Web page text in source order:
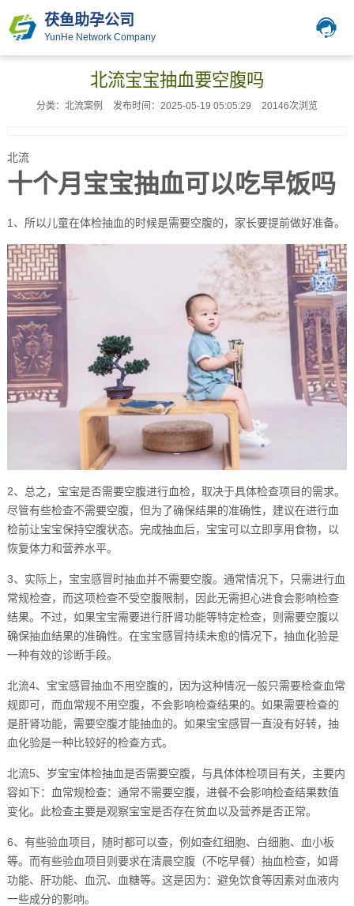
茯鱼助孕公司
YunHe Network Company
北流宝宝抽血要空腹吗
分类：北流案例 发布时间：2025-05-19 05:05:29 20146次浏览
北流
十个月宝宝抽血可以吃早饭吗
1、所以儿童在体检抽血的时候是需要空腹的，家长要提前做好准备。
2、总之，宝宝是否需要空腹进行血检，取决于具体检查项目的需求。
尽管有些检查不需要空腹，但为了确保结果的准确性，建议在进行血
检前让宝宝保持空腹状态。完成抽血后，宝宝可以立即享用食物，以
恢复体力和营养水平。
3、实际上，宝宝感冒时抽血并不需要空腹。通常情况下，只需进行血
常规检查，而这项检查不受空腹限制，因此无需担心进食会影响检查
结果。不过，如果宝宝需要进行肝肾功能等特定检查，则需要空腹以
确保抽血结果的准确性。在宝宝感冒持续未愈的情况下，抽血化验是
一种有效的诊断手段。
北流4、宝宝感冒抽血不用空腹的，因为这种情况一般只需要检查血常
规即可，而血常规不用空腹，不会影响检查结果的。如果需要检查的
是肝肾功能，需要空腹才能抽血的。如果宝宝感冒一直没有好转，抽
血化验是一种比较好的检查方式。
北流5、岁宝宝体检抽血是否需要空腹，与具体体检项目有关，主要内
容如下：血常规检查：通常不需要空腹，进餐不会影响检查结果数值
变化。此检查主要是观察宝宝是否存在贫血以及营养是否正常。
6、有些验血项目，随时都可以查，例如查红细胞、白细胞、血小板
等。而有些验血项目则要求在清晨空腹（不吃早餐）抽血检查，如肾
功能、肝功能、血沉、血糖等。这是因为：避免饮食等因素对血液内
一些成分的影响。